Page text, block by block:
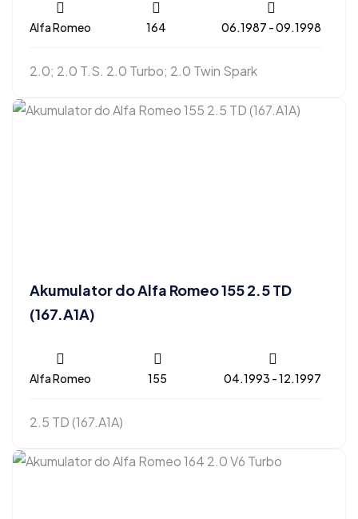
Alfa Romeo 164 06.1987 - 09.1998
2.0; 2.0 T.S. 2.0 Turbo; 2.0 Twin Spark
Akumulator do Alfa Romeo 155 2.5 TD
(167.A1A)
Alfa Romeo 155 04.1993 - 12.1997
2.5 TD (167.A1A)